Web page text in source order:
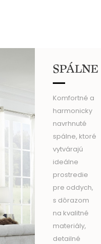
SPÁLNE
Komfortné a
harmonicky
navrhnuté
spálne, ktoré
vytvárajú
ideálne
prostredie
pre oddych,
s dôrazom
na kvalitné
materiály,
detailné